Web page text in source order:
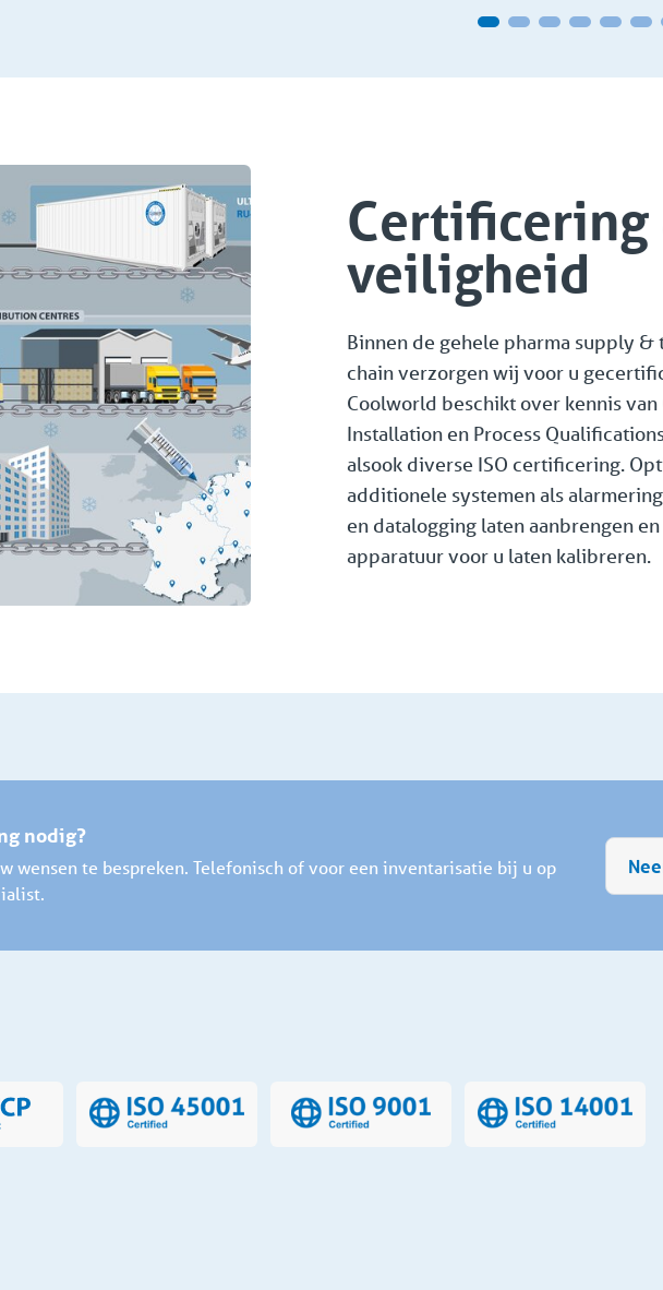
Certificering
veiligheid
Binnen de gehele pharma supply
chain verzorgen wij voor u
Coolworld beschikt over kennis van
Installation en Process Qualifications
alsook diverse ISO certificering.
additionele systemen als
en datalogging laten aanbrengen
apparatuur voor u laten kalibreren.
nodig?
wensen te bespreken. Telefonisch of voor een inventarisatie bij u op